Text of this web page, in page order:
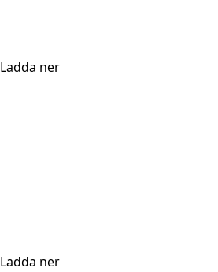
Ladda ner
Ladda ner